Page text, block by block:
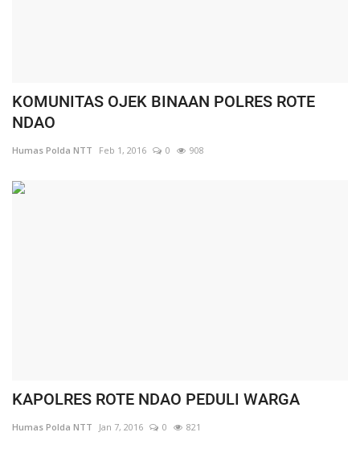
KOMUNITAS OJEK BINAAN POLRES ROTE
NDAO
Humas Polda NTT Feb 1, 2016 0 908
KAPOLRES ROTE NDAO PEDULI WARGA
Humas Polda NTT Jan 7, 2016 0 821